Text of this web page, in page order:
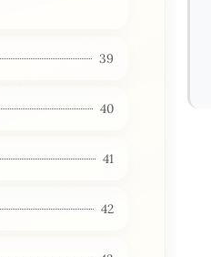
39
40
41
42